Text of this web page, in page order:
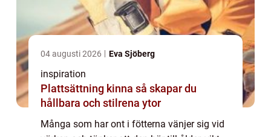
04 augusti 2026 Eva Sjöberg
inspiration
Plattsättning kinna så skapar du
hållbara och stilrena ytor
Många som har ont i fötterna vänjer sig vid